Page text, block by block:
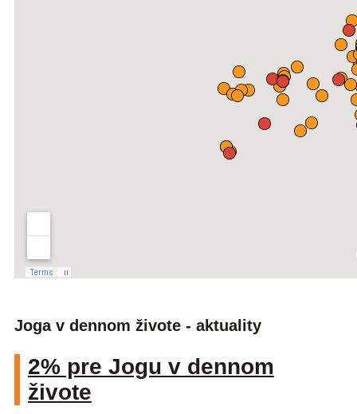
Joga v dennom živote - aktuality
2% pre Jogu v dennom
živote